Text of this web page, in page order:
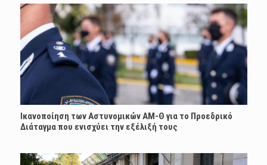
Ικανοποίηση των Αστυνομικών ΑΜ-Θ για το Προεδρικό
Διάταγμα που ενισχύει την εξέλιξή τους